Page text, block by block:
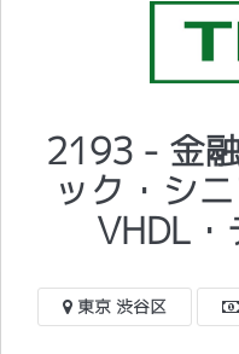
2193 - 金
ック・シ
VHDL
東京 渋谷区